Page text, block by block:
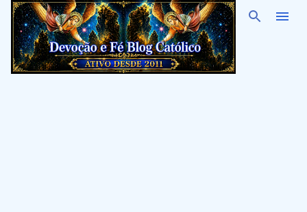
Pular para o conteúdo principal